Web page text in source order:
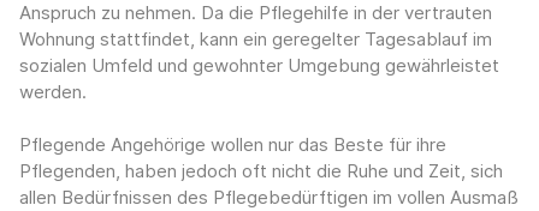
Anspruch zu nehmen. Da die Pflegehilfe in der vertrauten
Wohnung stattfindet, kann ein geregelter Tagesablauf im
sozialen Umfeld und gewohnter Umgebung gewährleistet
werden.
Pflegende Angehörige wollen nur das Beste für ihre
Pflegenden, haben jedoch oft nicht die Ruhe und Zeit, sich
allen Bedürfnissen des Pflegebedürftigen im vollen Ausmaß